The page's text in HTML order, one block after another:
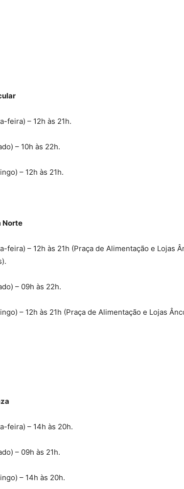
feira) – 12h às 21h.
– 10h às 22h.
– 12h às 21h.
Norte
feira) – 12h às 21h (Praça de Alimentação e Lojas
– 09h às 22h.
– 12h às 21h (Praça de Alimentação e Lojas
feira) – 14h às 20h.
– 09h às 21h.
– 14h às 20h.